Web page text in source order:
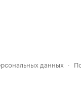
данных ·